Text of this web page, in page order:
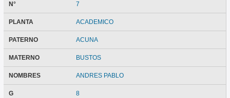
N° 7
PLANTA ACADEMICO
PATERNO ACUNA
MATERNO BUSTOS
NOMBRES ANDRES PABLO
G 8